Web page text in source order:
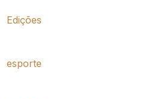
Edições
esporte